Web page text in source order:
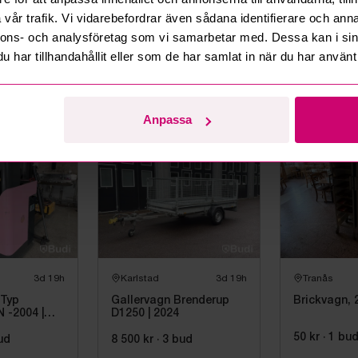
trafik. Vi vidarebefordrar även sådana identifierare och
och analysföretag som vi samarbetar med. Dessa kan i
har tillhandahållit eller som de har samlat in när du har
Anpassa
2d 21h Norrköping 2d 21h
Lastväxlarvagn Bigab
Mercedes-
DIESEL
46 500 kr ·5
3d 19h
-2004 |
Karlstad 3d 19h
Gallervagn Brenderup
D1250 | 2024
8 500 kr · 3 bud
Tranås
Brickvagn,
50 kr · 1 bud